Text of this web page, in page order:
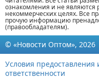
ознакомления и не являются
некоммерческих целях. Все
прочую информацию
(правообладателям).
© «Новости Оптом», 2026
Условия
ответственности